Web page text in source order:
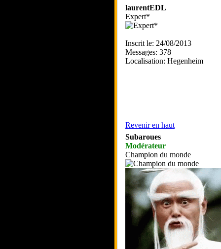
laurentEDL
Expert*
Inscrit le: 24/08/2013
Messages: 378
Localisation: Hegenheim
Revenir en haut
Subaroues
Modérateur
Champion du monde